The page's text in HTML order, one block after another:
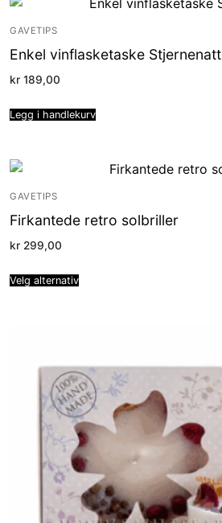
GAVETIPS
Enkel vinflasketaske Stjernenatt
kr 189,00
Legg i handlekurv
GAVETIPS
Firkantede retro solbriller
kr 299,00
Velg alternativ